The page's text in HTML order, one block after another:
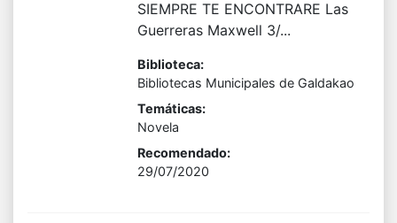
SIEMPRE TE ENCONTRARE Las
Guerreras Maxwell 3/...
Biblioteca:
Bibliotecas Municipales de Galdakao
Temáticas:
Novela
Recomendado:
29/07/2020